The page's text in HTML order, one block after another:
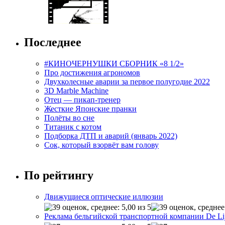
Последнее
#КИНОЧЕРНУШКИ СБОРНИК «8 1/2»
Про достижения агрономов
Двухколесные аварии за первое полугодие 2022
3D Marble Machine
Отец — пикап-тренер
Жесткие Японские пранки
Полёты во сне
Титаник с котом
Подборка ДТП и аварий (январь 2022)
Сок, который взорвёт вам голову
По рейтингу
Движущиеся оптические иллюзии
Реклама бельгийской транспортной компании De